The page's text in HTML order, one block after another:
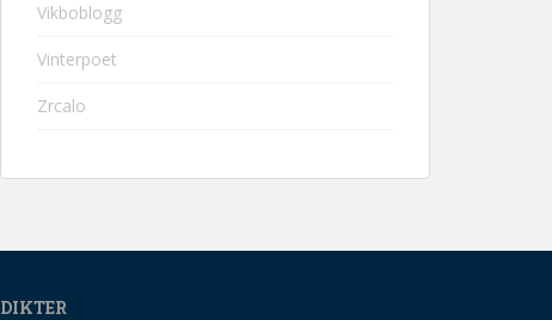
Vikboblogg
Vinterpoet
Zrcalo
DIKTER